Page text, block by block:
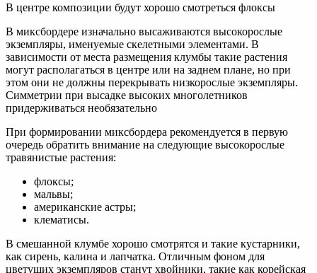
В центре композиции будут хорошо смотреться флоксы
В миксбордере изначально высаживаются высокорослые
экземпляры, именуемые скелетными элементами. В
зависимости от места размещения клумбы такие растения
могут располагаться в центре или на заднем плане, но при
этом они не должны перекрывать низкорослые экземпляры.
Симметрии при высадке высоких многолетников
придерживаться необязательно
При формировании миксбордера рекомендуется в первую
очередь обратить внимание на следующие высокорослые
травянистые растения:
флоксы;
мальвы;
американские астры;
клематисы.
В смешанной клумбе хорошо смотрятся и такие кустарники,
как сирень, калина и лапчатка. Отличным фоном для
цветущих экземпляров станут хвойники, такие как корейская